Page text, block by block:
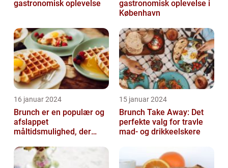
gastronomisk oplevelse
gastronomisk oplevelse i
København
16 januar 2024
Brunch er en populær og
afslappet
måltidsmulighed, der
fra både morgenmad og
15 januar 2024
Brunch Take Away: Det
perfekte valg for travle
mad- og drikkeelskere